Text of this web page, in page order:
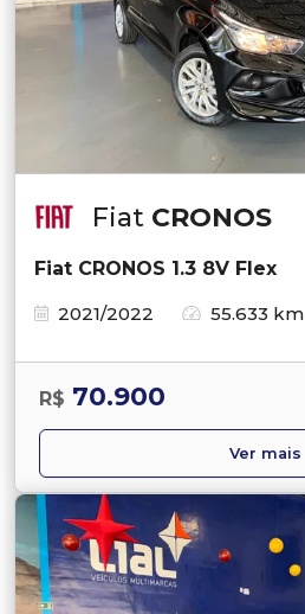
Fiat CRONOS
Fiat CRONOS 1.3 8V Flex
2021/2022
55.633 km
R$ 70.900
Ver mais